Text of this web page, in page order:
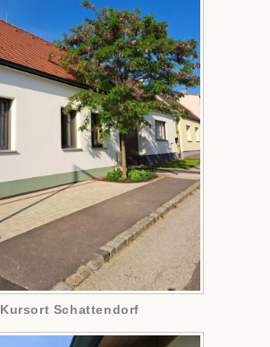
Kursort Schattendorf